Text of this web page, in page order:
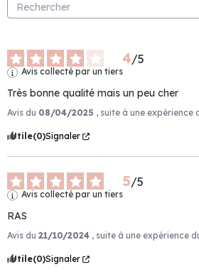
4/5
Avis collecté par un tiers
Très bonne qualité mais un peu cher
Avis du 08/04/2025 , suite à une expérience
Utile(0)Signaler
5/5
Avis collecté par un tiers
RAS
Avis du 21/10/2024 , suite à une expérience
Utile(0)Signaler